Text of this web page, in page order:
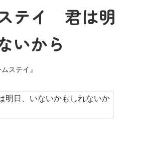
テイ 君は明
いから
ステイ』